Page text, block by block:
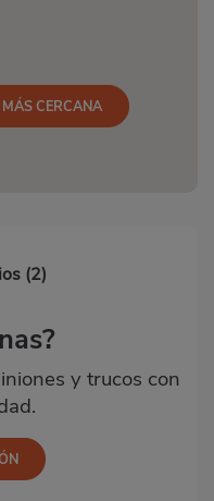
CERCANA
(2)
y trucos con